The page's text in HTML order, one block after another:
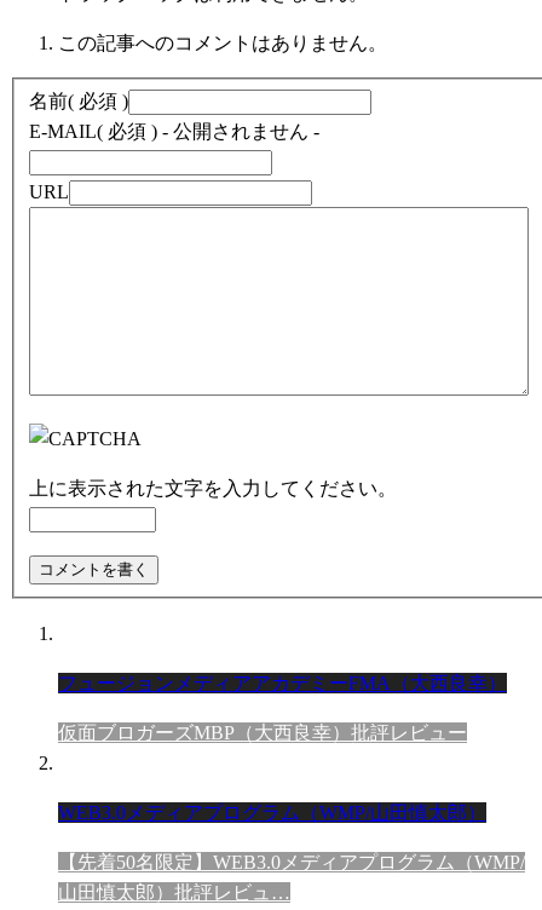
この記事へのコメントはありません。
名前( 必須 )
E-MAIL( 必須 ) - 公開されません -
URL
上に表示された文字を入力してください。
フュージョンメディアアカデミーFMA（大西良幸）
仮面ブロガーズMBP（大西良幸）批評レビュー
WEB3.0メディアプログラム（WMP/山田慎太郎）
【先着50名限定】WEB3.0メディアプログラム（WMP/
山田慎太郎）批評レビュ…